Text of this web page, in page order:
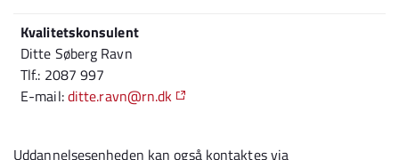
Kvalitetskonsulent
Ditte Søberg Ravn
Tlf.: 2087 997
E-mail:ditte.ravn@rn.dk
Uddannelsesenheden kan også kontaktes via